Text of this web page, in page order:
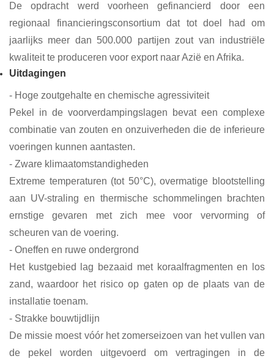
De opdracht werd voorheen gefinancierd door een
regionaal financieringsconsortium dat tot doel had om
jaarlijks meer dan 500.000 partijen zout van industriële
kwaliteit te produceren voor export naar Azië en Afrika.
Uitdagingen
- Hoge zoutgehalte en chemische agressiviteit
Pekel in de voorverdampingslagen bevat een complexe
combinatie van zouten en onzuiverheden die de inferieure
voeringen kunnen aantasten.
- Zware klimaatomstandigheden
Extreme temperaturen (tot 50°C), overmatige blootstelling
aan UV-straling en thermische schommelingen brachten
ernstige gevaren met zich mee voor vervorming of
scheuren van de voering.
- Oneffen en ruwe ondergrond
Het kustgebied lag bezaaid met koraalfragmenten en los
zand, waardoor het risico op gaten op de plaats van de
installatie toenam.
- Strakke bouwtijdlijn
De missie moest vóór het zomerseizoen van het vullen van
de pekel worden uitgevoerd om vertragingen in de